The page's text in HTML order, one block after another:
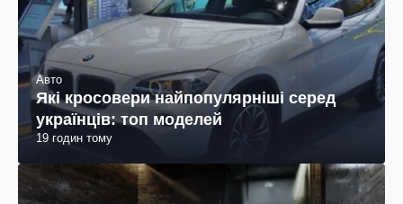
Авто
Які кросовери найпопулярніші серед
українців: топ моделей
19 годин тому